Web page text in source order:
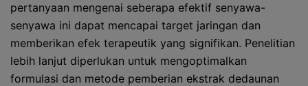
pertanyaan mengenai seberapa efektif senyawa-
senyawa ini dapat mencapai target jaringan dan
memberikan efek terapeutik yang signifikan. Penelitian
lebih lanjut diperlukan untuk mengoptimalkan
formulasi dan metode pemberian ekstrak dedaunan